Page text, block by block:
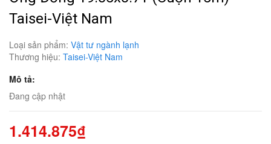
Taisei-Việt Nam
Loại sản phẩm: Vật tư ngành lạnh
Thương hiệu: Taisei-Việt Nam
Mô tả:
Đang cập nhật
1.414.875₫